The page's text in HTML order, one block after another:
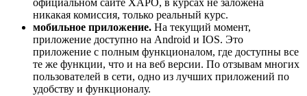
официальном сайте XAPO, в курсах не заложена
никакая комиссия, только реальный курс.
мобильное приложение. На текущий момент,
приложение доступно на Android и IOS. Это
приложение с полным функционалом, где доступны все
те же функции, что и на веб версии. По отзывам многих
пользователей в сети, одно из лучших приложений по
удобству и функционалу.